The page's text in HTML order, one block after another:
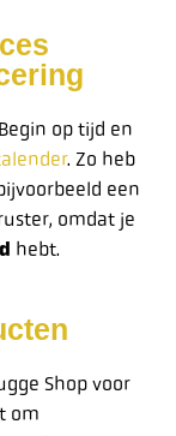
op tijd en
. Zo heb
een
omdat je
hebt.
Shop voor
om